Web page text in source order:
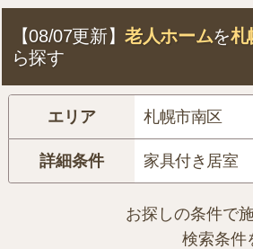
【08/07更新】老人ホームを札
ら探す
エリア 札幌市南区
詳細条件 家具付き居室
お探しの条件で
検索条件